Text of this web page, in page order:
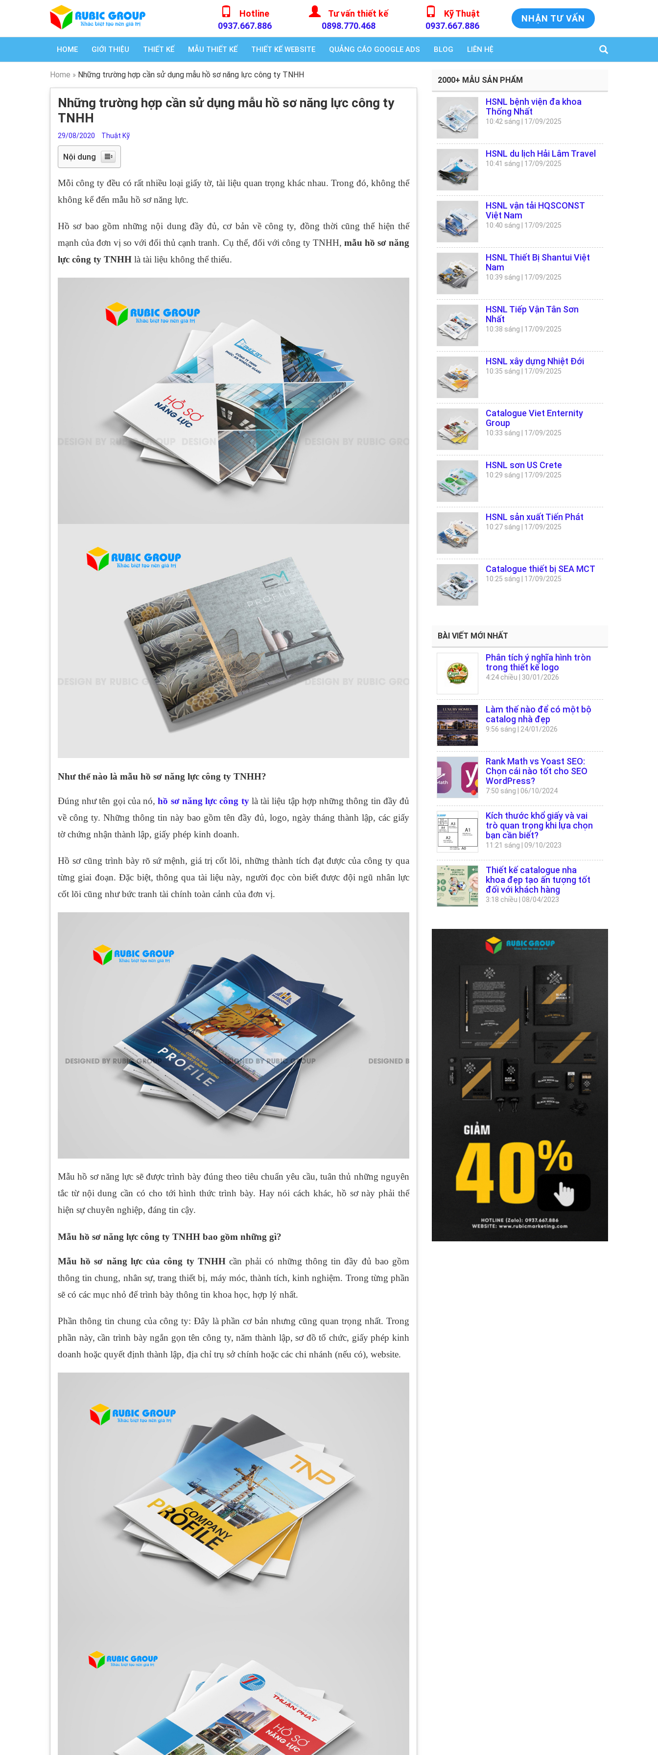
Hotline
0937.667.886
Tư vấn thiết kế
0898.770.468
Kỹ Thuật
0937.667.886
NHẬN TƯ VẤN
HOME GIỚI THIỆU THIẾT KẾ MẪU THIẾT KẾ THIẾT KẾ WEBSITE QUẢNG CÁO GOOGLE ADS BLOG LIÊN HỆ
Home » Những trường hợp cần sử dụng mẫu hồ sơ năng lực công ty TNHH
Những trường hợp cần sử dụng mẫu hồ sơ năng lực công ty
TNHH
29/08/2020 Thuật Kỹ
Nội dung
Mỗi công ty đều có rất nhiều loại giấy tờ, tài liệu quan trọng khác nhau. Trong đó, không thể
không kể đến mẫu hồ sơ năng lực.
Hồ sơ bao gồm những nội dung đầy đủ, cơ bản về công ty, đồng thời cũng thể hiện thế
mạnh của đơn vị so với đối thủ cạnh tranh. Cụ thể, đối với công ty TNHH, mẫu hồ sơ năng
lực công ty TNHH là tài liệu không thể thiếu.
Như thế nào là mẫu hồ sơ năng lực công ty TNHH?
Đúng như tên gọi của nó,hồ sơ năng lực công tylà tài liệu tập hợp những thông tin đầy đủ
về công ty. Những thông tin này bao gồm tên đầy đủ, logo, ngày tháng thành lập, các giấy
tờ chứng nhận thành lập, giấy phép kinh doanh.
Hồ sơ cũng trình bày rõ sứ mệnh, giá trị cốt lõi, những thành tích đạt được của công ty qua
từng giai đoạn. Đặc biệt, thông qua tài liệu này, người đọc còn biết được đội ngũ nhân lực
cốt lõi cũng như bức tranh tài chính toàn cảnh của đơn vị.
Mẫu hồ sơ năng lực sẽ được trình bày đúng theo tiêu chuẩn yêu cầu, tuân thủ những nguyên
tắc từ nội dung cần có cho tới hình thức trình bày. Hay nói cách khác, hồ sơ này phải thể
hiện sự chuyên nghiệp, đáng tin cậy.
Mẫu hồ sơ năng lực công ty TNHH bao gồm những gì?
Mẫu hồ sơ năng lực của công ty TNHHcần phải có những thông tin đầy đủ bao gồm
thông tin chung, nhân sự, trang thiết bị, máy móc, thành tích, kinh nghiệm. Trong từng phần
sẽ có các mục nhỏ để trình bày thông tin khoa học, hợp lý nhất.
Phần thông tin chung của công ty: Đây là phần cơ bản nhưng cũng quan trọng nhất. Trong
phần này, cần trình bày ngắn gọn tên công ty, năm thành lập, sơ đồ tổ chức, giấy phép kinh
doanh hoặc quyết định thành lập, địa chỉ trụ sở chính hoặc các chi nhánh (nếu có), website.
2000+ MẪU SẢN PHẨM
HSNL bệnh viện đa khoa
Thống Nhất
10:42 sáng 17/09/2025
HSNL du lịch Hải Lâm Travel
10:41 sáng 17/09/2025
HSNL vận tải HQSCONST
Việt Nam
10:40 sáng 17/09/2025
HSNL Thiết Bị Shantui Việt
Nam
10:39 sáng 17/09/2025
HSNL Tiếp Vận Tân Sơn
Nhất
10:38 sáng 17/09/2025
HSNL xây dựng Nhiệt Đới
10:35 sáng 17/09/2025
Catalogue Viet Enternity
Group
10:33 sáng 17/09/2025
HSNL sơn US Crete
10:29 sáng 17/09/2025
HSNL sản xuất Tiến Phát
10:27 sáng 17/09/2025
Catalogue thiết bị SEA MCT
10:25 sáng 17/09/2025
BÀI VIẾT MỚI NHẤT
Phân tích ý nghĩa hình tròn
trong thiết kế logo
4:24 chiều 30/01/2026
Làm thế nào để có một bộ
catalog nhà đẹp
9:56 sáng 24/01/2026
Rank Math vs Yoast SEO:
Chọn cái nào tốt cho SEO
WordPress?
7:50 sáng 06/10/2024
Kích thước khổ giấy và vai
trò quan trọng khi lựa chọn
bạn cần biết?
11:21 sáng 09/10/2023
Thiết kế catalogue nha
khoa đẹp tạo ấn tượng tốt
đối với khách hàng
3:18 chiều 08/04/2023